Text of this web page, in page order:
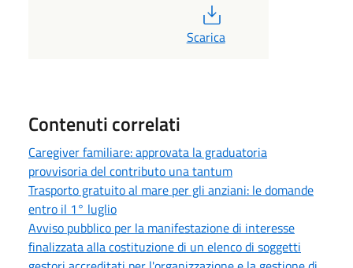
Scarica
Contenuti correlati
Caregiver familiare: approvata la graduatoria
provvisoria del contributo una tantum
Trasporto gratuito al mare per gli anziani: le domande
entro il 1° luglio
Avviso pubblico per la manifestazione di interesse
finalizzata alla costituzione di un elenco di soggetti